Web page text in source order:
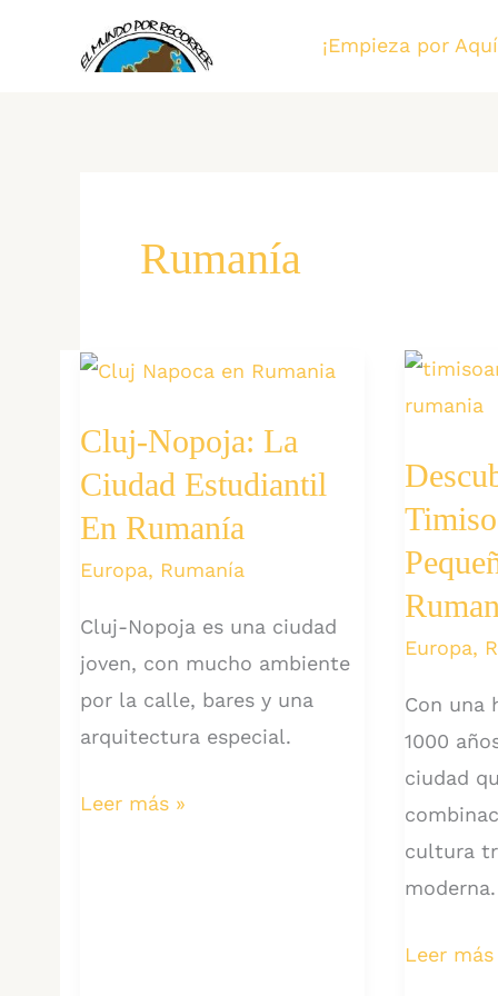
¡Empieza por
Rumanía
Cluj-Nopoja: La
Ciudad Estudiantil
En Rumanía
Europa, Rumanía
Cluj-Nopoja es una ciudad
joven, con mucho ambiente
por la calle, bares y una
arquitectura especial.
Cluj-
Leer más »
Europa,
Con una
1000
ciudad
cultura
moderna.
Leer más